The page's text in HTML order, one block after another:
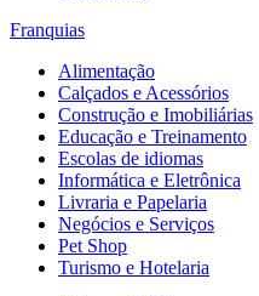
Franquias
Alimentação
Calçados e Acessórios
Construção e Imobiliárias
Educação e Treinamento
Escolas de idiomas
Informática e Eletrônica
Livraria e Papelaria
Negócios e Serviços
Pet Shop
Turismo e Hotelaria